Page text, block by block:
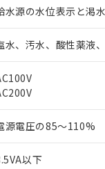
水源の水位表示と渇
水、汚水、酸性薬液
源電圧の85～110%
以下
ご利用条件
※1 対応状況
対応予定：EU
対応予定なし：EU
非該当品：ライセ